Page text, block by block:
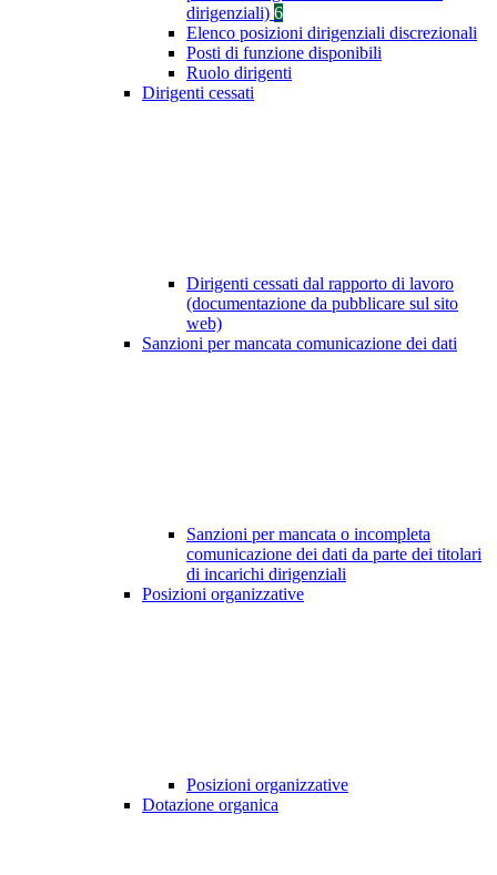
dirigenziali) 6
Elenco posizioni dirigenziali discrezionali
Posti di funzione disponibili
Ruolo dirigenti
Dirigenti cessati
Dirigenti cessati dal rapporto di lavoro
(documentazione da pubblicare sul sito
web)
Sanzioni per mancata comunicazione dei dati
Sanzioni per mancata o incompleta
comunicazione dei dati da parte dei titolari
di incarichi dirigenziali
Posizioni organizzative
Posizioni organizzative
Dotazione organica